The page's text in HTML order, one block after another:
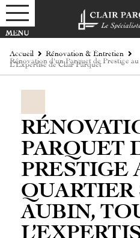
Accueil
Rénovation & Entretien
Rénovation d'un Parquet de Prestige
L’Expertise de Clair Parquet
PARQUET
PRESTIGE
QUARTIER
AUBIN,